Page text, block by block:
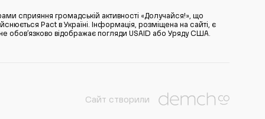
сприяння громадській активності «Долучайся!», що
Pact в Україні. Інформація, розміщена на сайті, є
обов’язково відображає погляди USAID або Уряду США.
Сайт створили